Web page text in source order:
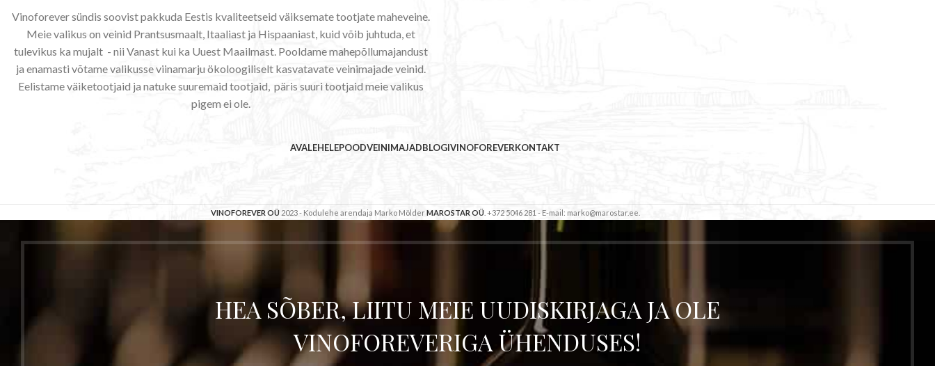
Vinoforever sündis soovist pakkuda Eestis kvaliteetseid väiksemate tootjate maheveine.
Meie valikus on veinid Prantsusmaalt, Itaaliast ja Hispaaniast, kuid võib juhtuda, et
tulevikus ka mujalt - nii Vanast kui ka Uuest Maailmast. Pooldame mahepõllumajandust
ja enamasti võtame valikusse viinamarju ökoloogiliselt kasvatavate veinimajade veinid.
Eelistame väiketootjaid ja natuke suuremaid tootjaid, päris suuri tootjaid meie valikus
pigem ei ole.
AVALEHELEPOODVEINIMAJADBLOGIVINOFOREVERKONTAKT
VINOFOREVER OÜ 2023 - Kodulehe arendaja Marko MölderMAROSTAR OÜ. +372 5046 281 - E-mail: marko@marostar.ee.
HEA SÕBER, LIITU MEIE UUDISKIRJAGA JA OLE
VINOFOREVERIGA ÜHENDUSES!